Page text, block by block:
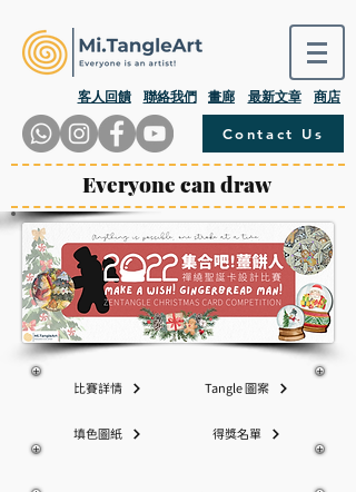
​客人回饋 畫廊
聯絡我們 最新文章 商店
Contact Us
Everyone can draw
​比賽詳情
填色圖紙
Tangle 圖案
得獎名單